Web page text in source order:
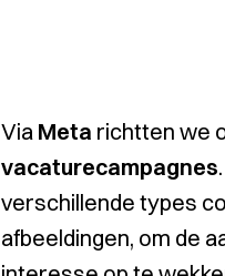
Via Meta richtten we
vacaturecampagnes
verschillende types
afbeeldingen, om de